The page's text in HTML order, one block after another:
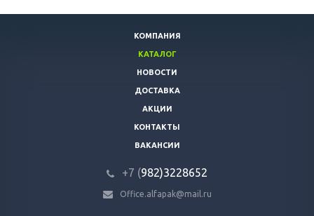
КОМПАНИЯ
КАТАЛОГ
НОВОСТИ
ДОСТАВКА
АКЦИИ
КОНТАКТЫ
ВАКАНСИИ
+7 (982)3228652
Office.alfapak@mail.ru